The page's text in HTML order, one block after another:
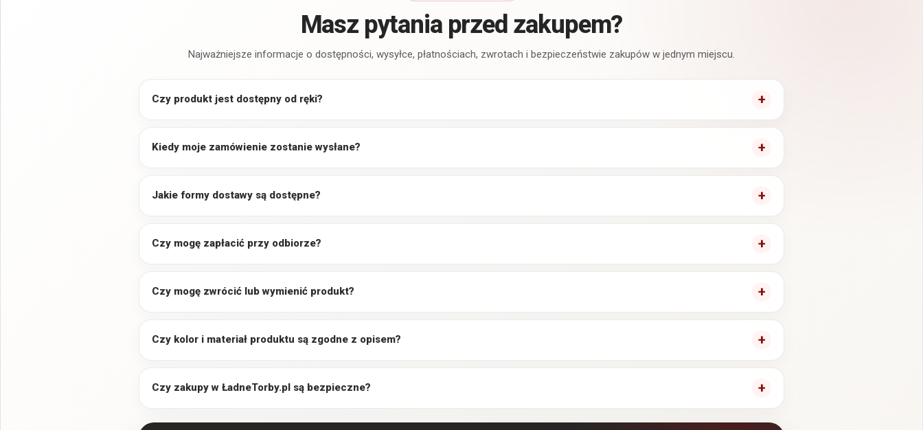
Masz pytania przed zakupem?
Najważniejsze informacje o dostępności, wysyłce, płatnościach, zwrotach i bezpieczeństwie zakupów w jednym miejscu.
Czy produkt jest dostępny od ręki?
Kiedy moje zamówienie zostanie wysłane?
Jakie formy dostawy są dostępne?
Czy mogę zapłacić przy odbiorze?
Czy mogę zwrócić lub wymienić produkt?
Czy kolor i materiał produktu są zgodne z opisem?
Czy zakupy w ŁadneTorby.pl są bezpieczne?